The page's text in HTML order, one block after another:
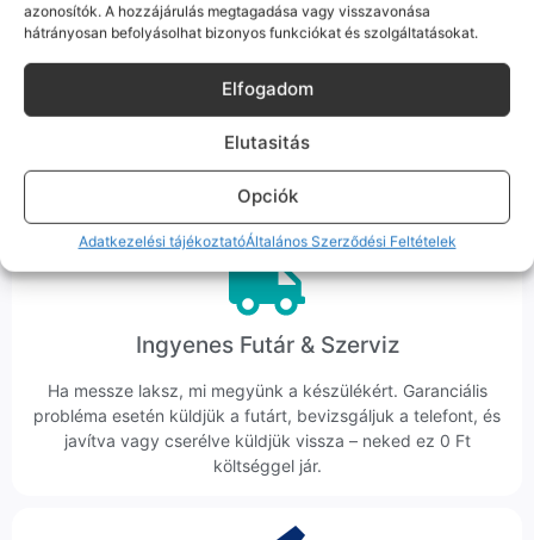
azonosítók. A hozzájárulás megtagadása vagy visszavonása
hátrányosan befolyásolhat bizonyos funkciókat és szolgáltatásokat.
Elfogadom
Elutasitás
Opciók
Adatkezelési tájékoztatóÁltalános Szerződési Feltételek
Korrekt Ügyintézés
Hibázni emberi dolog, de a felelősségvállalás nálunk alap.
Ha ritkán előfordul egy hiba, nem kifogásokat keresünk,
veszik az ügyedet.
Ingyenes Futár & Szerviz
Ha messze laksz, mi megyünk a készülékért. Garanciális
probléma esetén küldjük a futárt, bevizsgáljuk a telefont, és
javítva vagy cserélve küldjük vissza – neked ez 0 Ft
költséggel jár.